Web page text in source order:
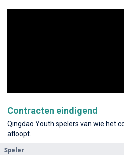
Contracten eindigend
Qingdao Youth spelers van wie het
afloopt.
Speler